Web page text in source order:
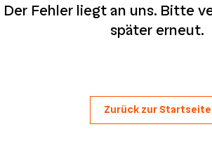
Der Fehler liegt an uns. Bitte
später erneut.
Zurück zur Startseite